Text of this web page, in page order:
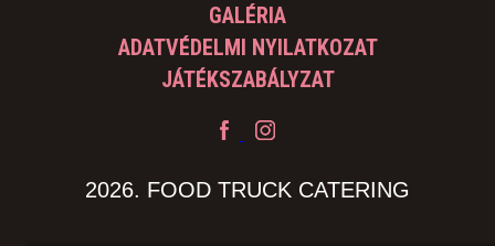
GALÉRIA
ADATVÉDELMI NYILATKOZAT
JÁTÉKSZABÁLYZAT
2026. FOOD TRUCK CATERING